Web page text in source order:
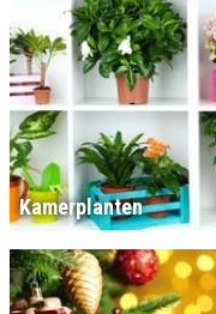
Kamerplanten